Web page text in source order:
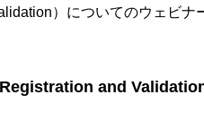
）についてのウェビナ
and